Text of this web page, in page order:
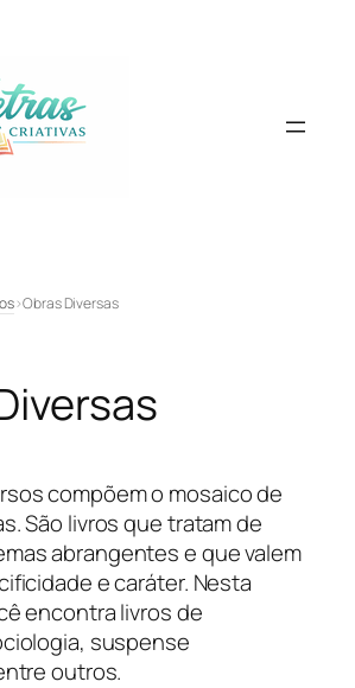
›Obras Diversas
compõem o mosaico de
São livros que tratam de
abrangentes e que valem
e caráter. Nesta
encontra livros de
suspense
outros.